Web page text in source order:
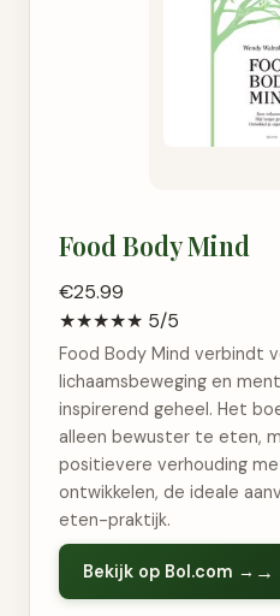
Food Body Mind
€25.99
★★★★★ 5/5
Food Body Mind verbindt
lichaamsbeweging en
inspirerend geheel. Het
alleen bewuster te eten,
positievere verhouding
ontwikkelen, de ideale
eten-praktijk.
Bekijk op Bol.com →